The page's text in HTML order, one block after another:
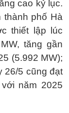
cao kỷ lục.
thành phố Hà
thiết lập lúc
tăng gần
(5.992 MW);
26/5 cũng đạt
năm 2025